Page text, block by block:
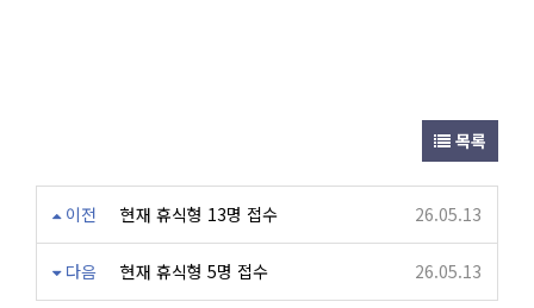
목록
이전 현재 휴식형 13명 접수 26.05.13
다음 현재 휴식형 5명 접수 26.05.13